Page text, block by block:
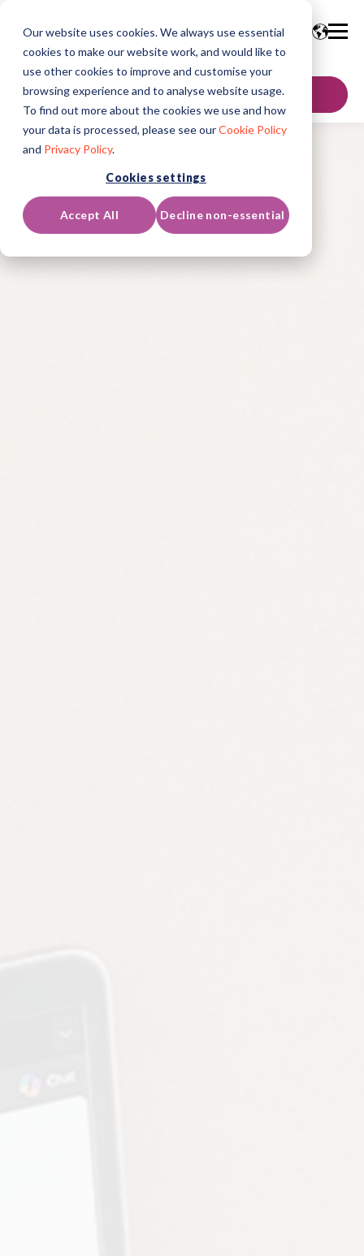
Our website uses cookies. We always use essential
cookies to make our website work, and would like to
use other cookies to improve and customise your
browsing experience and to analyse website usage.
To find out more about the cookies we use and how
your data is processed, please see ourCookie Policy
and Privacy Policy.
Cookies settings
Accept All Decline non-essential
聯絡我們